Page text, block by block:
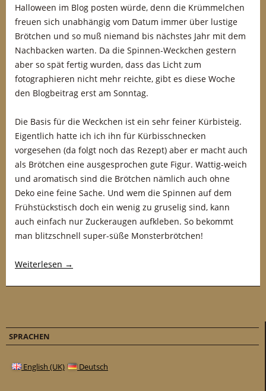
Halloween im Blog posten würde, denn die Krümmelchen
freuen sich unabhängig vom Datum immer über lustige
Brötchen und so muß niemand bis nächstes Jahr mit dem
Nachbacken warten. Da die Spinnen-Weckchen gestern
aber so spät fertig wurden, dass das Licht zum
fotographieren nicht mehr reichte, gibt es diese Woche
den Blogbeitrag erst am Sonntag.
Die Basis für die Weckchen ist ein sehr feiner Kürbisteig.
Eigentlich hatte ich ich ihn für Kürbisschnecken
vorgesehen (da folgt noch das Rezept) aber er macht auch
als Brötchen eine ausgesprochen gute Figur. Wattig-weich
und aromatisch sind die Brötchen nämlich auch ohne
Deko eine feine Sache. Und wem die Spinnen auf dem
Frühstückstisch doch ein wenig zu gruselig sind, kann
auch einfach nur Zuckeraugen aufkleben. So bekommt
man blitzschnell super-süße Monsterbrötchen!
Weiterlesen →
SPRACHEN
English (UK) Deutsch